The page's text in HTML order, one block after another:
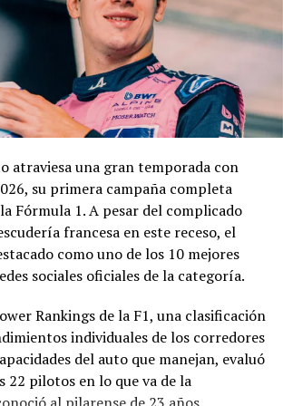
adopte una definición sobre el
de la resolución se señala que la
de la solicitud hacen
integral de la documentación
a la composición societaria de la
la concesión.
mientras la concesión del Minella
en una delicadísima situación
mediante el cual Minella Stadium
si existieron irregularidades en la
por el Municipio.
en la Justicia, derivó en
atraviesa una gran temporada con
su primera campaña completa
Fórmula 1. A pesar del complicado
francesa en este receso, el
como uno de los 10 mejores
sociales oficiales de la categoría.
Rankings de la F1, una clasificación
individuales de los corredores
del auto que manejan, evaluó
22 pilotos en lo que va de la